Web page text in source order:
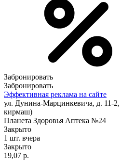
Забронировать
Забронировать
Эффективная реклама на сайте
ул. Дунина-Марцинкевича, д. 11-
кирмаш)
Планета Здоровья Аптека №24
Закрыто
1 шт. вчера
Закрыто
19,07 р.